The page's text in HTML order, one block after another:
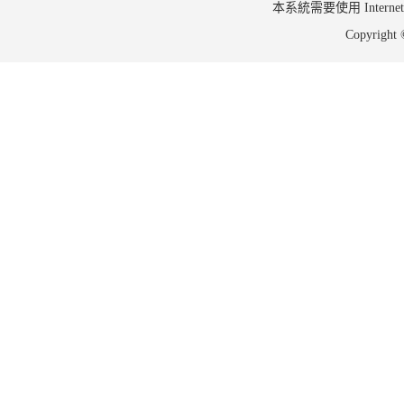
本系統需要使用
Copyright